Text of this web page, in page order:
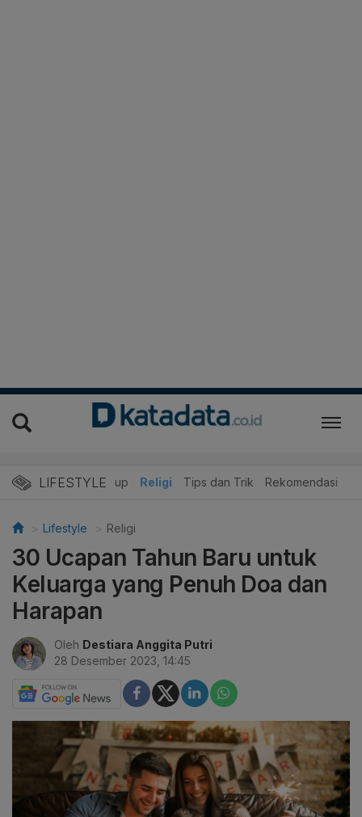
LIFESTYLE
Edukasi Gaya Hidup Religi Tips dan Trik Rekomendasi
Lifestyle Religi
30 Ucapan Tahun Baru untuk
Keluarga yang Penuh Doa dan
Harapan
Oleh Destiara Anggita Putri
28 Desember 2023, 14:45